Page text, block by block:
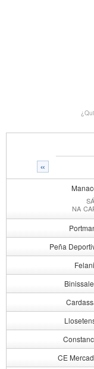
«
NA
Peña
CE